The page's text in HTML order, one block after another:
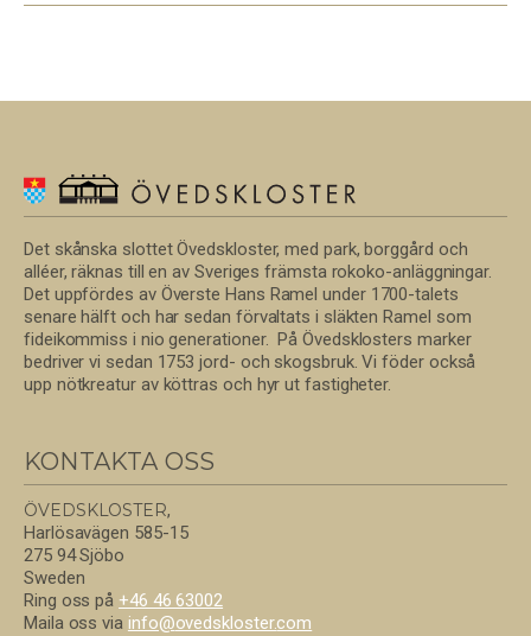
Det skånska slottet Övedskloster, med park, borggård och
alléer, räknas till en av Sveriges främsta rokoko-anläggningar.
Det uppfördes av Överste Hans Ramel under 1700-talets
senare hälft och har sedan förvaltats i släkten Ramel som
fideikommiss i nio generationer. På Övedsklosters marker
bedriver vi sedan 1753 jord- och skogsbruk. Vi föder också
upp nötkreatur av köttras och hyr ut fastigheter.
KONTAKTA OSS
ÖVEDSKLOSTER,
Harlösavägen 585-15
275 94 Sjöbo
Sweden
Ring oss på +46 46 63002
Maila oss via info@ovedskloster.com